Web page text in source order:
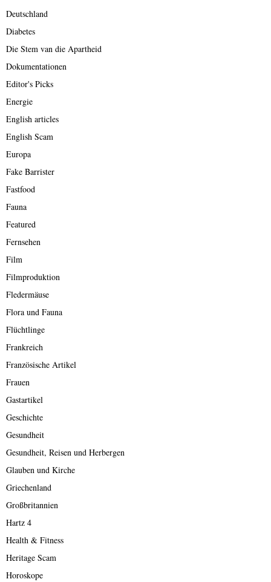
Deutschland
Diabetes
Die Stem van die Apartheid
Dokumentationen
Editor's Picks
Energie
English articles
English Scam
Europa
Fake Barrister
Fastfood
Fauna
Featured
Fernsehen
Film
Filmproduktion
Fledermäuse
Flora und Fauna
Flüchtlinge
Frankreich
Französische Artikel
Frauen
Gastartikel
Geschichte
Gesundheit
Gesundheit, Reisen und Herbergen
Glauben und Kirche
Griechenland
Großbritannien
Hartz 4
Health & Fitness
Heritage Scam
Horoskope